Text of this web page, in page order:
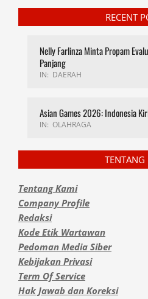
RECENT
Nelly Farlinza Minta Propam
Panjang
IN: DAERAH
Asian Games 2026: Indonesia
IN: OLAHRAGA
TENTANG
Tentang Kami
Company Profile
Redaksi
Kode Etik Wartawan
Pedoman Media Siber
Kebijakan Privasi
Term Of Service
Hak Jawab dan Koreksi